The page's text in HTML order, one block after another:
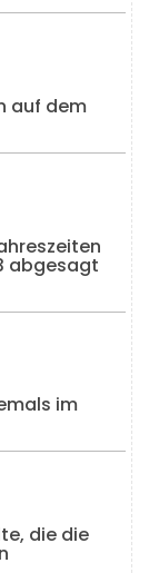
auf dem
abgesagt
im
die die